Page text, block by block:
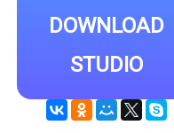
DOWNLOAD
STUDIO